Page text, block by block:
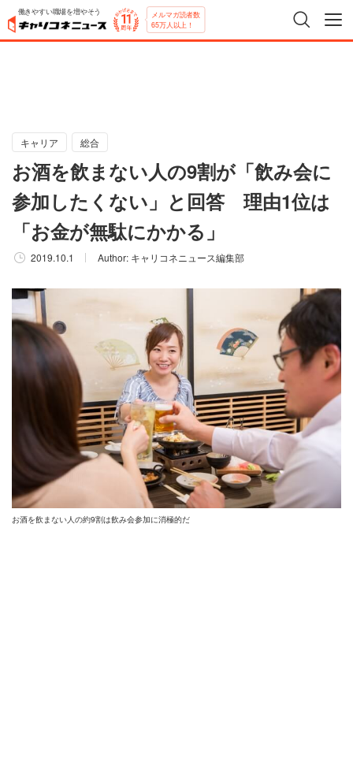
働きやすい職場を増やそう メルマガ読者数
65万人以上！
キャリア 総合
お酒を飲まない人の9割が「飲み会に
参加したくない」と回答 理由1位は
「お金が無駄にかかる」
2019.10.1 Author: キャリコネニュース編集部
お酒を飲まない人の約9割は飲み会参加に消極的だ